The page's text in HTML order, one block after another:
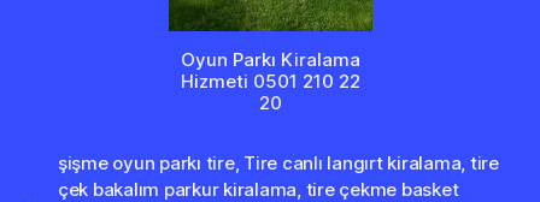
Oyun Parkı Kiralama
Hizmeti 0501 210 22
20
şişme oyun parkı tire, Tire canlı langırt kiralama tire
çek bakalım parkur kiralama tire çekme basket